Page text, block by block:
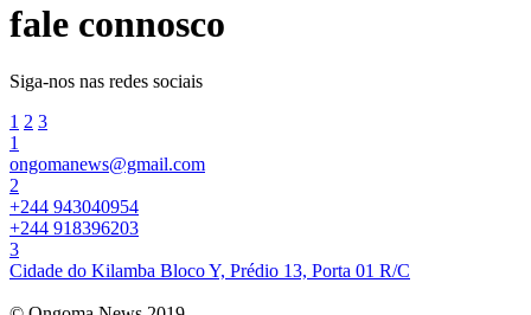
fale connosco
Siga-nos nas redes sociais
1 2 3
1
ongomanews@gmail.com
2
+244 943040954
+244 918396203
3
Cidade do Kilamba Bloco Y, Prédio 13, Porta 01 R/C